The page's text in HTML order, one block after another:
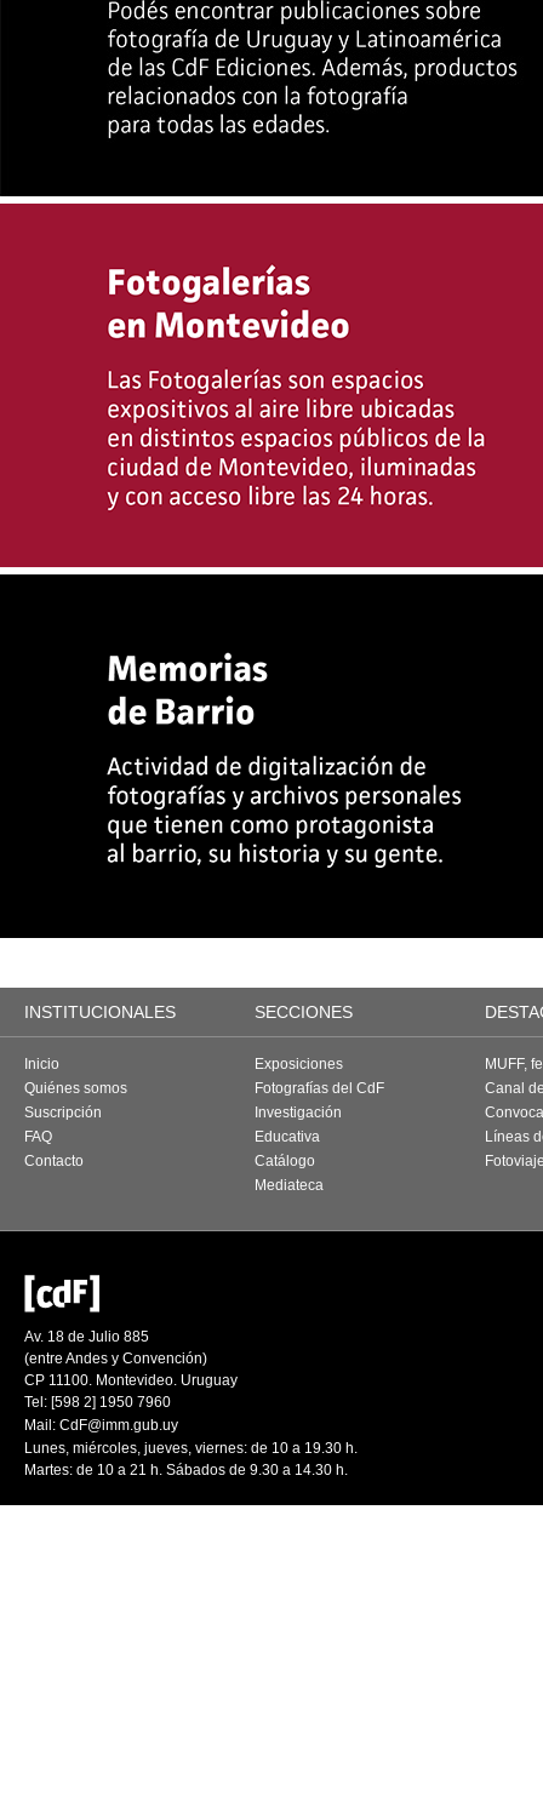
INSTITUCIONALES SECCIONES
Inicio
Quiénes somos
Suscripción
FAQ
Contacto
Exposiciones
Fotografías del CdF
Investigación
Educativa
Catálogo
Mediateca
MUFF,
Canal
Líneas
Av. 18 de Julio 885
(entre Andes y Convención)
CP 11100. Montevideo. Uruguay
Tel: [598 2] 1950 7960
Mail: CdF@imm.gub.uy
Lunes, miércoles, jueves, viernes: de 10 a 19.30 h.
Martes: de 10 a 21 h. Sábados de 9.30 a 14.30 h.